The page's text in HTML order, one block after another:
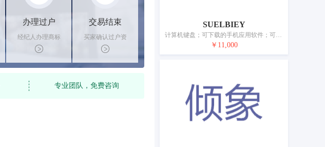
办理过户
经纪人办理商标
转让手续，交付
相关证书
交易结束
买家确认过户资
料后，平台解冻
资金支付卖家
专业团队，免费咨询
SUELBIEY
计算机键盘；可下载的手机应用软件；可下载的计算机应用软件；固态硬盘；具有人工智能的人形机器人；计算机鼠标；人脸识别设备；车载电话支架；电子导航仪器；手机用自拍杆；手机壳；扬声器音箱；耳机；行车记录仪；头戴式虚拟现实装置；USB线；移动电源（可充电电池）
￥11,000